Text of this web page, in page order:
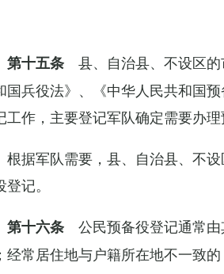
第十五条 县、自治县、不设区
国兵役法》、《中华人民共和国
工作，主要登记军队确定需要办
根据军队需要，县、自治县、不
记。
第十六条 公民预备役登记通常
经常居住地与户籍所在地不一致